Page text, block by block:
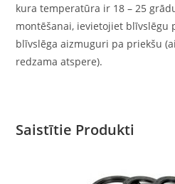
kura temperatūra ir 18 – 25
montēšanai, ievietojiet blīvslēgu
blīvslēga aizmuguri pa priekšu
redzama atspere).
Saistītie Produkti